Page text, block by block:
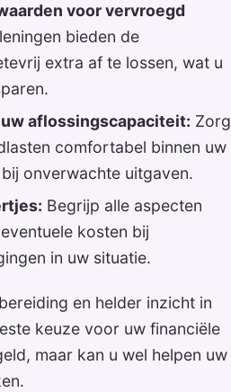
voor vervroegd
bieden de
extra af te lossen, wat u
aflossingscapaciteit: Zorg
comfortabel binnen uw
onverwachte uitgaven.
Begrijp alle aspecten
kosten bij
in uw situatie.
en helder inzicht in
keuze voor uw financiële
maar kan u wel helpen uw